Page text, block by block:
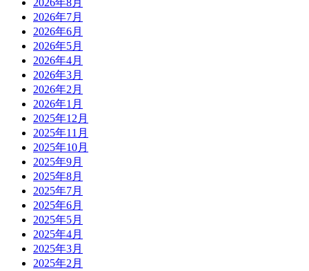
2026年8月
2026年7月
2026年6月
2026年5月
2026年4月
2026年3月
2026年2月
2026年1月
2025年12月
2025年11月
2025年10月
2025年9月
2025年8月
2025年7月
2025年6月
2025年5月
2025年4月
2025年3月
2025年2月